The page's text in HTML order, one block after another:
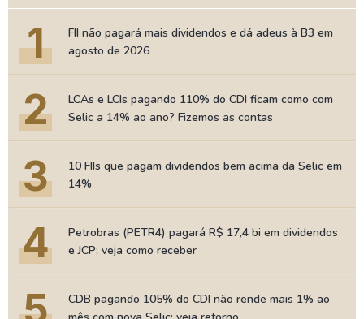
1
FII não pagará mais dividendos e dá adeus à B3 em
agosto de 2026
2
LCAs e LCIs pagando 110% do CDI ficam como com
Selic a 14% ao ano? Fizemos as contas
3
10 FIIs que pagam dividendos bem acima da Selic em
14%
4
Petrobras (PETR4) pagará R$ 17,4 bi em dividendos
e JCP; veja como receber
5
CDB pagando 105% do CDI não rende mais 1% ao